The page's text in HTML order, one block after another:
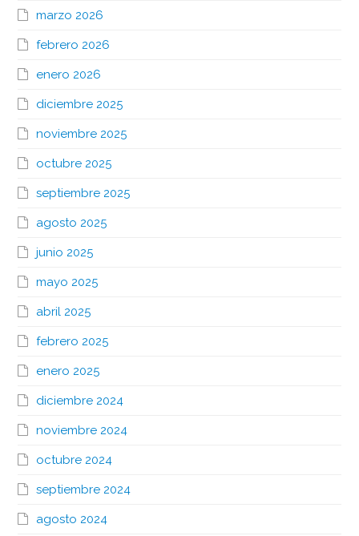
marzo 2026
febrero 2026
enero 2026
diciembre 2025
noviembre 2025
octubre 2025
septiembre 2025
agosto 2025
junio 2025
mayo 2025
abril 2025
febrero 2025
enero 2025
diciembre 2024
noviembre 2024
octubre 2024
septiembre 2024
agosto 2024